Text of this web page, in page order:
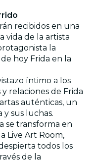
recibidos en una
vida de la artista
la
hoy Frida en la
íntimo a los
relaciones de Frida
auténticas, un
y sus luchas.
se transforma en
Live Art Room,
todos los
de la